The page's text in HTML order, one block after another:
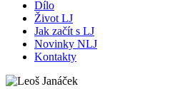
Dílo
Život LJ
Jak začít s LJ
Novinky NLJ
Kontakty